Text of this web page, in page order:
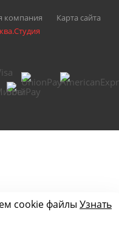
компания
Карта сайта
cookie файлы Узнать